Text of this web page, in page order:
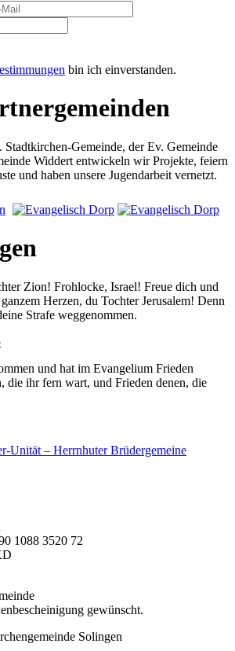
bin ich einverstanden.
Stadtkirchen-Gemeinde, der Ev. Gemeinde
Widdert entwickeln wir Projekte, feiern
und haben unsere Jugendarbeit vernetzt.
Zion! Frohlocke, Israel! Freue dich und
Herzen, du Tochter Jerusalem! Denn
Strafe weggenommen.
und hat im Evangelium Frieden
die ihr fern wart, und Frieden denen, die
Unität – Herrnhuter Brüdergemeine
1088 3520 72
gewünscht.
Solingen